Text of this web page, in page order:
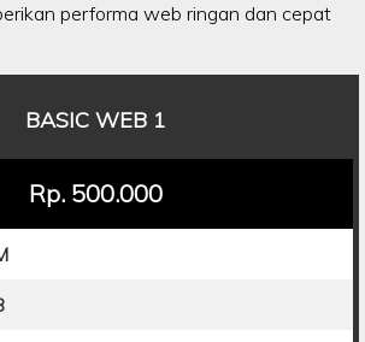
performa web ringan dan cepat
BASIC WEB 1
Rp. 500.000